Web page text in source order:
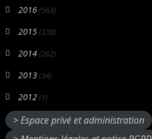
2016(563)
2015(338)
2014(262)
2013(34)
2012(1)
> Espace privé et administration